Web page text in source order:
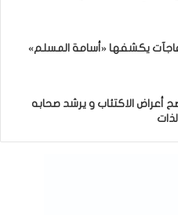
يكشفها «أسامة المسلم»
أعراض الاكتئاب و يرشد صحابه